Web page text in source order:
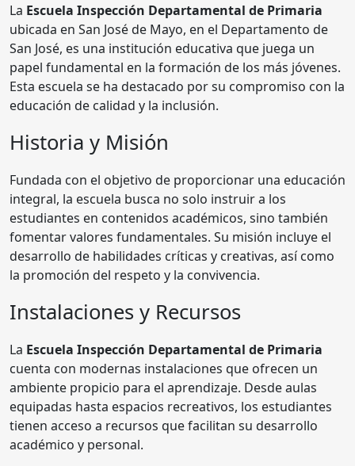
La Escuela Inspección Departamental de Primaria
ubicada en San José de Mayo, en el Departamento de
San José, es una institución educativa que juega un
papel fundamental en la formación de los más jóvenes.
Esta escuela se ha destacado por su compromiso con la
educación de calidad y la inclusión.
Historia y Misión
Fundada con el objetivo de proporcionar una educación
integral, la escuela busca no solo instruir a los
estudiantes en contenidos académicos, sino también
fomentar valores fundamentales. Su misión incluye el
desarrollo de habilidades críticas y creativas, así como
la promoción del respeto y la convivencia.
Instalaciones y Recursos
La Escuela Inspección Departamental de Primaria
cuenta con modernas instalaciones que ofrecen un
ambiente propicio para el aprendizaje. Desde aulas
equipadas hasta espacios recreativos, los estudiantes
tienen acceso a recursos que facilitan su desarrollo
académico y personal.